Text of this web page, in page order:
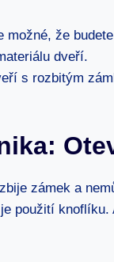
možné, že
dveří.
zámek a
použití